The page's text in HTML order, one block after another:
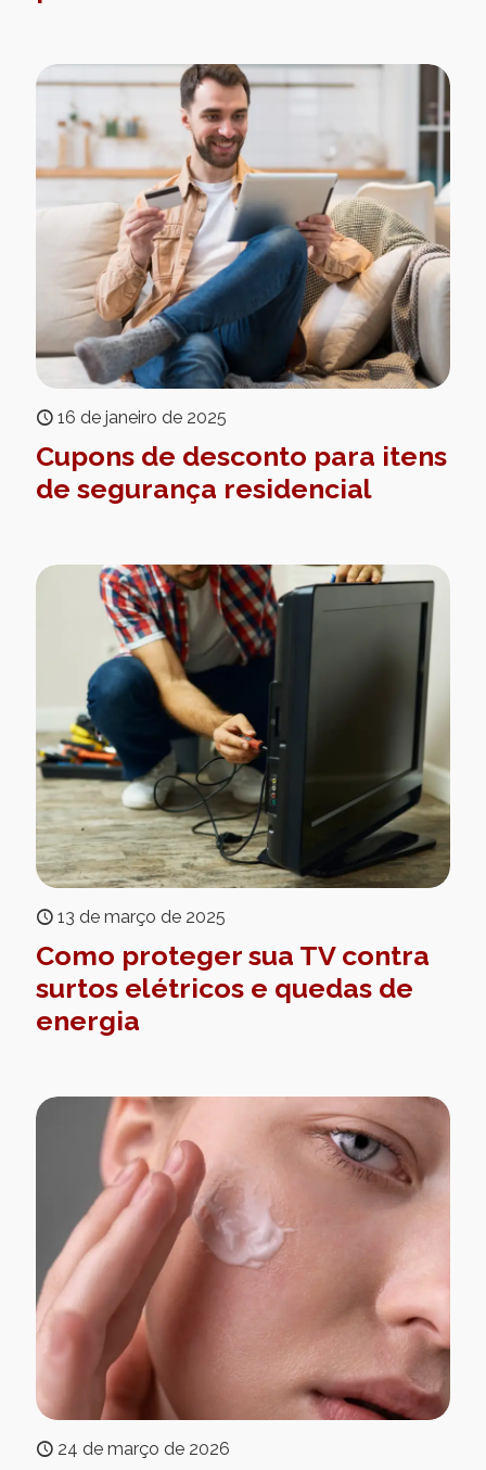
16 de janeiro de 2025
Cupons de desconto para itens
de segurança residencial
13 de março de 2025
Como proteger sua TV contra
surtos elétricos e quedas de
energia
24 de março de 2026